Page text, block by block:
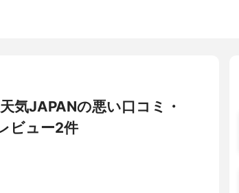
気JAPANの悪い口コミ・
ビュー2件